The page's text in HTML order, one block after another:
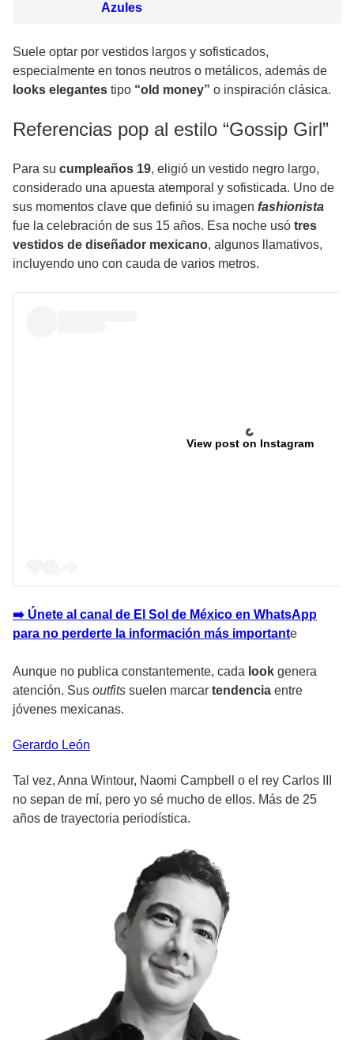
Azules
Suele optar por vestidos largos y sofisticados,
especialmente en tonos neutros o metálicos, además de
looks elegantes tipo “old money” o inspiración clásica.
Referencias pop al estilo “Gossip Girl”
Para su cumpleaños 19, eligió un vestido negro largo,
considerado una apuesta atemporal y sofisticada. Uno de
sus momentos clave que definió su imagen fashionista
fue la celebración de sus 15 años. Esa noche usó tres
vestidos de diseñador mexicano, algunos llamativos,
incluyendo uno con cauda de varios metros.
View post on Instagram
➡️ Únete al canal de El Sol de México en WhatsApp
para no perderte la información más importante
Aunque no publica constantemente, cada look genera
atención. Sus outfits suelen marcar tendencia entre
jóvenes mexicanas.
Gerardo León
Tal vez, Anna Wintour, Naomi Campbell o el rey Carlos III
no sepan de mí, pero yo sé mucho de ellos. Más de 25
años de trayectoria periodística.